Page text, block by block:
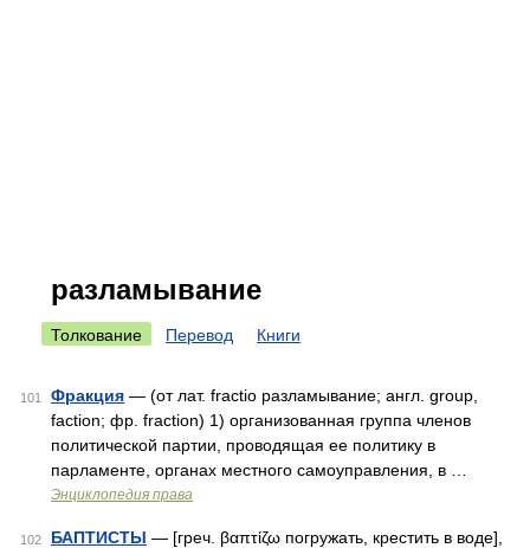
разламывание
Толкование Перевод Книги
101 Фракция — (от лат. fractio разламывание; англ. group,
faction; фр. fraction) 1) организованная группа членов
политической партии, проводящая ее политику в
парламенте, органах местного самоуправления, в …
Энциклопедия права
102 БАПТИСТЫ — [греч. βαπτίζω погружать, крестить в воде],